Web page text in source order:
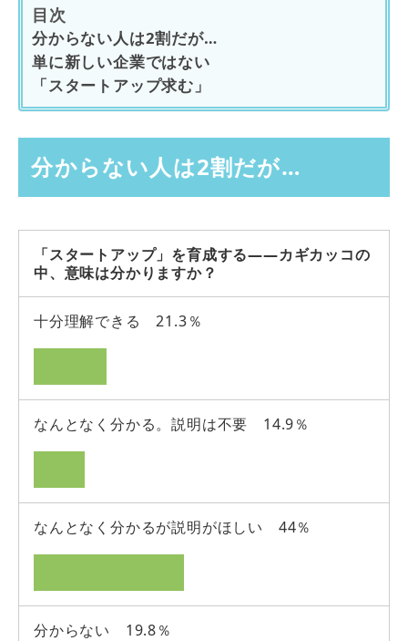
目次
分からない人は2割だが…
単に新しい企業ではない
「スタートアップ求む」
分からない人は2割だが…
「スタートアップ」を育成する――カギカッコの
中、意味は分かりますか？
十分理解できる 21.3％
なんとなく分かる。説明は不要 14.9％
なんとなく分かるが説明がほしい 44％
分からない 19.8％